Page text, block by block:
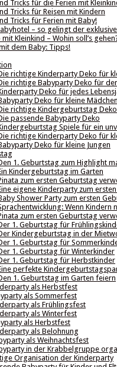
Tricks für die Ferien mit
Tricks für Reisen mit Kindern
Tricks für Ferien mit Baby!
– so gelingt der
Kleinkind – Wohin soll’s
dem Baby: Tipps!
richtige Kinderparty Deko für
richtige Babyparty Deko für
Deko für jedes
Deko für kleine Mädchen
richtige Kindergeburtstag
passende Babyparty Deko
Spiele für ein
richtige Kinderparty Deko für
Deko für kleine Jungen
1. Geburtstag zum Highlight
Kindergeburtstag im Garten
zum ersten Geburtstag
eigene Kinderparty zum
Shower Party zum ersten
Wenn Kindern
zum ersten Geburtstag
1. Geburtstag für
Kindergeburtstag in der
1. Geburtstag für
1. Geburtstag für Winterkinder
1. Geburtstag für Herbstkinder
perfekte
1. Geburtstag im Garten feiern
als Herbstfest
als Sommerfest
als Frühlingsfest
als Winterfest
als Herbstfest
als Belohnung
als Weihnachtsfest
in der Krabbelgruppe
Organisation der Kinderparty